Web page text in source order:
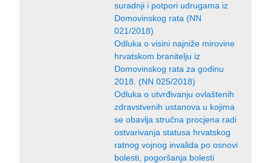
suradnji i potpori udrugama iz
Domovinskog rata (NN
021/2018)
Odluka o visini najniže mirovine
hrvatskom branitelju iz
Domovinskog rata za godinu
2018. (NN 025/2018)
Odluka o utvrđivanju ovlaštenih
zdravstvenih ustanova u kojima
se obavlja stručna procjena radi
ostvarivanja statusa hrvatskog
ratnog vojnog invalida po osnovi
bolesti, pogoršanja bolesti